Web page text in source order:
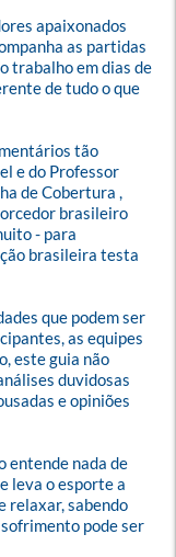
apaixonados
as partidas
trabalho em dias de
de tudo o que
tão
e do Professor
de Cobertura ,
brasileiro
- para
brasileira testa
que podem ser
as equipes
este guia não
duvidosas
e opiniões
entende nada de
leva o esporte a
relaxar, sabendo
pode ser